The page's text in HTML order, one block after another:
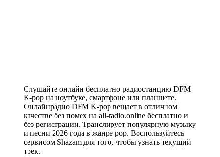
Слушайте онлайн бесплатно радиостанцию DFM
K-pop на ноутбуке, смартфоне или планшете.
Онлайнрадио DFM K-pop вещает в отличном
качестве без помех на all-radio.online бесплатно и
без регистрации. Транслирует популярную музыку
и песни 2026 года в жанре pop. Воспользуйтесь
сервисом Shazam для того, чтобы узнать текущий
трек.